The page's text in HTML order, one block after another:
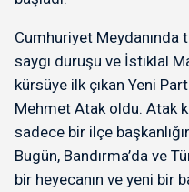
Cumhuriyet Meydanında
saygı duruşu ve İstiklal
kürsüye ilk çıkan Yeni
Mehmet Atak oldu. Atak
sadece bir ilçe
Bugün, Bandırma’da ve
bir heyecanın ve yeni bir